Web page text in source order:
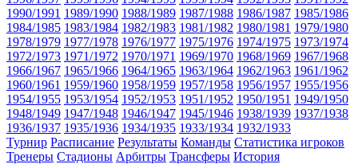
1990/1991 1989/1990 1988/1989 1987/1988 1986/1987 1985/1986
1984/1985 1983/1984 1982/1983 1981/1982 1980/1981 1979/1980
1978/1979 1977/1978 1976/1977 1975/1976 1974/1975 1973/1974
1972/1973 1971/1972 1970/1971 1969/1970 1968/1969 1967/1968
1966/1967 1965/1966 1964/1965 1963/1964 1962/1963 1961/1962
1960/1961 1959/1960 1958/1959 1957/1958 1956/1957 1955/1956
1954/1955 1953/1954 1952/1953 1951/1952 1950/1951 1949/1950
1948/1949 1947/1948 1946/1947 1945/1946 1938/1939 1937/1938
1936/1937 1935/1936 1934/1935 1933/1934 1932/1933
Турнир Расписание Результаты Команды Статистика игроков
Тренеры Стадионы Арбитры Трансферы История